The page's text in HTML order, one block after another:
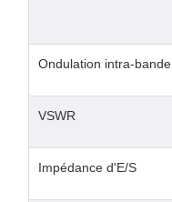
Ondulation intra-bande
VSWR
Impédance d'E/S